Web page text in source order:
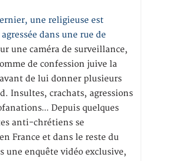
une religieuse est
dans une rue de
une caméra de surveillance,
de confession juive la
de lui donner plusieurs
Insultes, crachats, agressions
Depuis quelques
anti-chrétiens se
France et dans le reste du
une enquête vidéo exclusive,